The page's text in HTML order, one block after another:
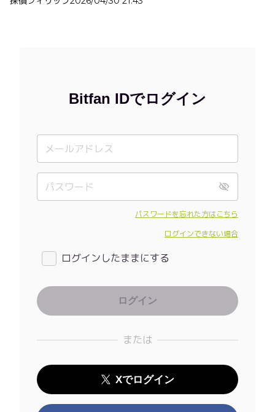
Bitfan IDでログイン
パスワードを忘れた方はこちら
ログインできない場合
ログインしたままにする
または
Xでログイン